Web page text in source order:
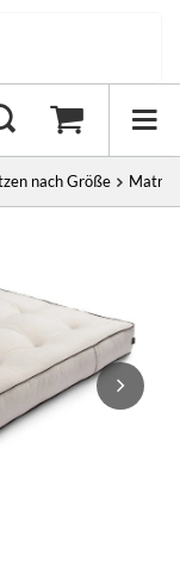
nach Größe